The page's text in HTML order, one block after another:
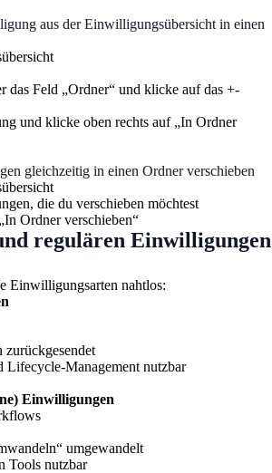
aus der Einwilligungsübersicht in einen
das Feld „Ordner“ und klicke auf das +-
und klicke oben rechts auf „In Ordner
gleichzeitig in einen Ordner verschieben
die du verschieben möchtest
Ordner verschieben“
regulären Einwilligungen
Einwilligungsarten nahtlos:
Lifecycle-Management nutzbar
Einwilligungen
umgewandelt
Tools nutzbar